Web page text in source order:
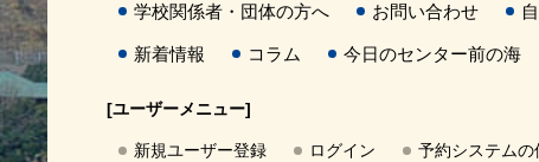
学校関係者・団体の方へ お問い合わせ
新着情報 コラム 今日のセンター前の海
[ユーザーメニュー]
新規ユーザー登録 ログイン 予約システムの